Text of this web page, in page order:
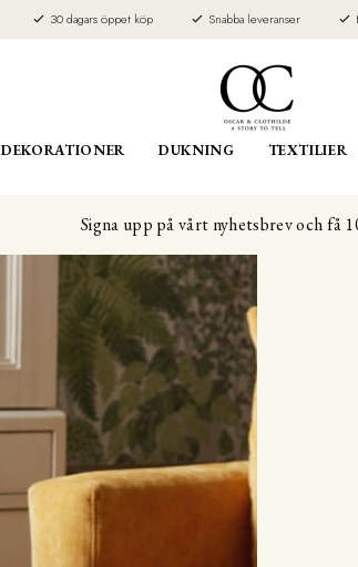
30 dagars öppet köp Snabba leveranser
DEKORATIONER DUKNING TEXTILIER
Signa upp på vårt nyhetsbrev och få